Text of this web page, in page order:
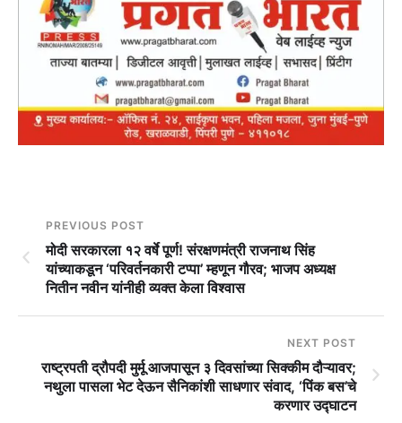
PREVIOUS POST
मोदी सरकारला १२ वर्षे पूर्ण! संरक्षणमंत्री राजनाथ सिंह
यांच्याकडून ‘परिवर्तनकारी टप्पा’ म्हणून गौरव; भाजप अध्यक्ष
नितीन नवीन यांनीही व्यक्त केला विश्वास
NEXT POST
राष्ट्रपती द्रौपदी मुर्मू आजपासून ३ दिवसांच्या सिक्कीम दौऱ्यावर;
नथुला पासला भेट देऊन सैनिकांशी साधणार संवाद, ‘पिंक बस’चे
करणार उद्घाटन